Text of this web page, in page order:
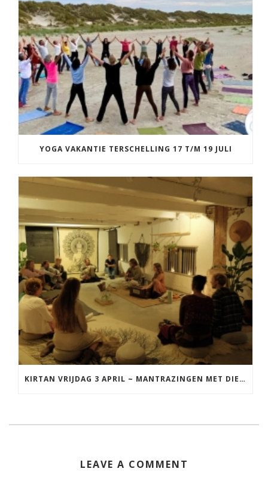
YOGA VAKANTIE TERSCHELLING 17 T/M 19 JULI
KIRTAN VRIJDAG 3 APRIL ~ MANTRAZINGEN MET DIEDERICK IN LEEUWARDEN
LEAVE A COMMENT